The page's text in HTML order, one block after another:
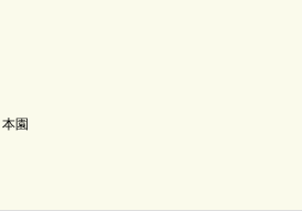
本園